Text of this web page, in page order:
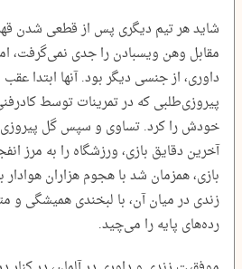
شاید هر تیم دیگری پس از قطعی شدن
مقابل وهن ویسبادن را جدی نمی‌گرفت،
داوری، از جنسی دیگر بود. آنها ابتدا عقب
پیروزی‌طلبی که در تمرینات توسط
خودش را کرد. تساوی و سپس گل
آخرین دقایق بازی، ورزشگاه را به مرز
بازی، همزمان شد با هجوم هزاران
زندی در میان آن، با لبخندی همیشگی و
رده‌های پایه را می‌چید.